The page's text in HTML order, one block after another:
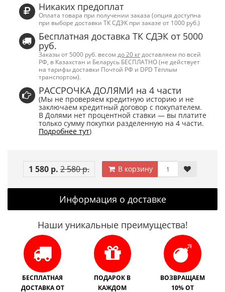
Никаких предоплат
Оплата товара при получении заказа (опция доступна
при выборе доставки ТК СДЭК при заказе от 1000 руб.)
Бесплатная доставка ТК СДЭК от 5000
руб.
Заказы от 5000 руб. весом до 20 кг доставляем по всей
РФ, в Казахстан и Беларусь БЕСПЛАТНО (не действует
на тарифы доставки Почтой РФ и DPD Тёплым
транспортом).
РАССРОЧКА ДОЛЯМИ на 4 части
(Мы не проверяем кредитную историю и не
заключаем кредитный договор с покупателем.
В Долями нет процентной ставки — вы платите
только сумму покупки разделенную на 4 части.
Подробнее тут)
1 580 р. 2 580 р. В корзину
Информация о доставке
Наши уникальные преимущества!
БЕСПЛАТНАЯ
ДОСТАВКА ОТ
ПОДАРОК В
КАЖДОМ
ВОЗВРАЩАЕМ
10% ОТ